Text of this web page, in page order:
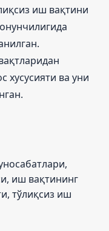
иш вақтининг
тўлиқсиз иш
иш вақтини
хусусияти ва уни